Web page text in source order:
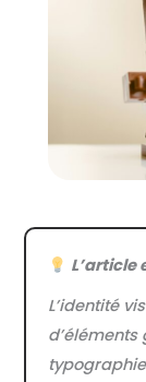
L’article
L’identité